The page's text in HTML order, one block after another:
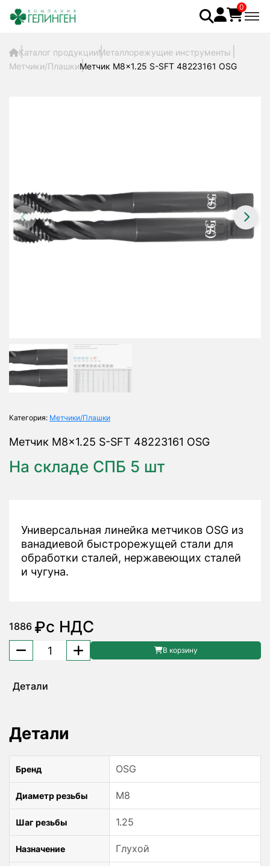
0
Каталог продукцииМеталлорежущие инструменты
Метчики/ПлашкиМетчик M8x1.25 S-SFT 48223161 OSG
Категория: Метчики/Плашки
Метчик M8x1.25 S-SFT 48223161 OSG
На складе СПБ 5 шт
Универсальная линейка метчиков OSG из
ванадиевой быстрорежущей стали для
обработки сталей, нержавеющих сталей
и чугуна.
1886 ₽с НДС
Количество
товара
M8x1.25
48223161
OSG
В корзину
Детали
Детали
Бренд OSG
Диаметр резьбы M8
Шаг резьбы 1.25
Назначение Глухой